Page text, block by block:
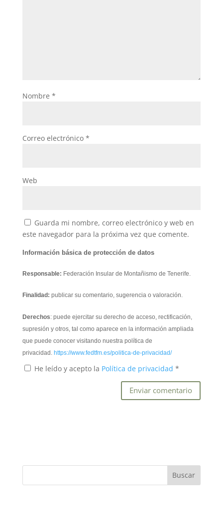
Nombre *
Correo electrónico *
Web
Guarda mi nombre, correo electrónico y web en
este navegador para la próxima vez que comente.
Información básica de protección de datos
Responsable: Federación Insular de Montañismo de Tenerife.
Finalidad: publicar su comentario, sugerencia o valoración.
Derechos: puede ejercitar su derecho de acceso, rectificación,
supresión y otros, tal como aparece en la información ampliada
que puede conocer visitando nuestra política de
privacidad. https://www.fedtfm.es/politica-de-privacidad/
He leído y acepto la Política de privacidad *